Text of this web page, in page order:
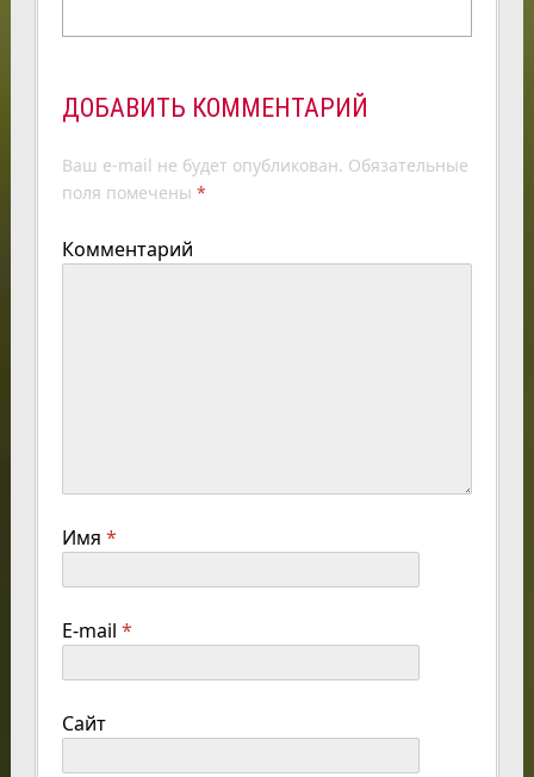
ДОБАВИТЬ КОММЕНТАРИЙ
Ваш e-mail не будет опубликован. Обязательные
поля помечены *
Комментарий
Имя *
E-mail *
Сайт